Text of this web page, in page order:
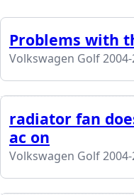
Problems with
Volkswagen Golf
radiator fan
ac on
Volkswagen Golf